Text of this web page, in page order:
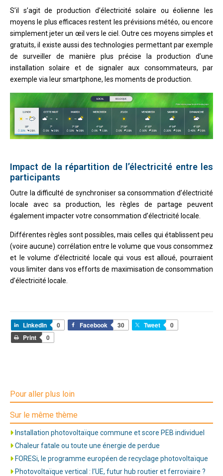
S’il s’agit de production d’électricité solaire ou éolienne les
moyens le plus efficaces restent les prévisions météo, ou encore
simplement jeter un œil vers le ciel. Outre ces moyens simples et
gratuits, il existe aussi des technologies permettant par exemple
de surveiller de manière plus précise la production d’une
installation solaire et de signaler aux consommateurs, par
exemple via leur smartphone, les moments de production.
Impact de la répartition de l’électricité entre les
participants
Outre la difficulté de synchroniser sa consommation d’électricité
locale avec sa production, les règles de partage peuvent
également impacter votre consommation d’électricité locale.
Différentes règles sont possibles, mais celles qui établissent peu
(voire aucune) corrélation entre le volume que vous consommez
et le volume d’électricité locale qui vous est alloué, pourraient
vous limiter dans vos efforts de maximisation de consommation
d’électricité locale.
LinkedIn 0 Facebook 30 Tweet
0
Print
0
Pour aller plus loin
Sur le même thème
Installation photovoltaïque commune et score PEB individuel
Chaleur fatale ou toute une énergie de perdue
FORESi, le programme européen de recyclage photovoltaïque
Photovoltaïque vertical : l’UE, futur hub routier et ferroviaire ?